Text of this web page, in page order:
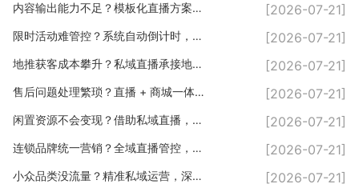
内容输出能力不足？模板化直播方案，轻松输出优质内容 [2026-07-21]
限时活动难管控？系统自动倒计时，规范直播营销玩法 [2026-07-21]
地推获客成本攀升？私域直播承接地推流量，长效变现 [2026-07-21]
售后问题处理繁琐？直播 + 商城一体化，售后流程简化 [2026-07-21]
闲置资源不会变现？借助私域直播，盘活自身人脉流量 [2026-07-21]
连锁品牌统一营销？全域直播管控，品牌形象一体化 [2026-07-21]
小众品类没流量？精准私域运营，深耕垂直客户 [2026-07-21]